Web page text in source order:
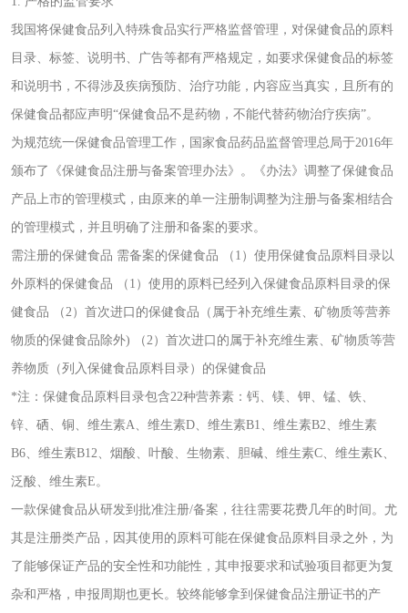
我国将保健食品列入特殊食品实行严格监督管理，对保健食品的原料
目录、标签、说明书、广告等都有严格规定，如要求保健食品的标签
和说明书，不得涉及疾病预防、治疗功能，内容应当真实，且所有的
保健食品都应声明“保健食品不是药物，不能代替药物治疗疾病”。
为规范统一保健食品管理工作，国家食品药品监督管理总局于2016年
颁布了《保健食品注册与备案管理办法》。《办法》调整了保健食品
产品上市的管理模式，由原来的单一注册制调整为注册与备案相结合
的管理模式，并且明确了注册和备案的要求。
需注册的保健食品 需备案的保健食品 （1）使用保健食品原料目录以
外原料的保健食品 （1）使用的原料已经列入保健食品原料目录的保
健食品 （2）首次进口的保健食品（属于补充维生素、矿物质等营养
物质的保健食品除外) （2）首次进口的属于补充维生素、矿物质等营
养物质（列入保健食品原料目录）的保健食品
*注：保健食品原料目录包含22种营养素：钙、镁、钾、锰、铁、
锌、硒、铜、维生素A、维生素D、维生素B1、维生素B2、维生素
B6、维生素B12、烟酸、叶酸、生物素、胆碱、维生素C、维生素K、
泛酸、维生素E。
一款保健食品从研发到批准注册/备案，往往需要花费几年的时间。尤
其是注册类产品，因其使用的原料可能在保健食品原料目录之外，为
了能够保证产品的安全性和功能性，其申报要求和试验项目都更为复
杂和严格，申报周期也更长。较终能够拿到保健食品注册证书的产